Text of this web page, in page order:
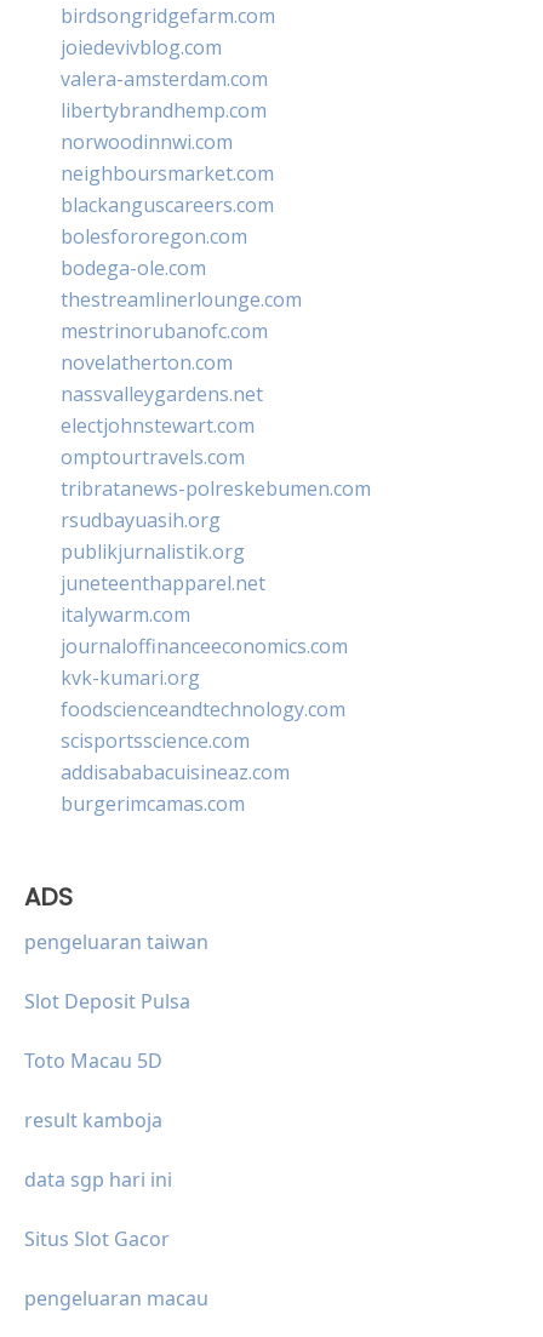
birdsongridgefarm.com
joiedevivblog.com
valera-amsterdam.com
libertybrandhemp.com
norwoodinnwi.com
neighboursmarket.com
blackanguscareers.com
bolesfororegon.com
bodega-ole.com
thestreamlinerlounge.com
mestrinorubanofc.com
novelatherton.com
nassvalleygardens.net
electjohnstewart.com
omptourtravels.com
tribratanews-polreskebumen.com
rsudbayuasih.org
publikjurnalistik.org
juneteenthapparel.net
italywarm.com
journaloffinanceeconomics.com
kvk-kumari.org
foodscienceandtechnology.com
scisportsscience.com
addisababacuisineaz.com
burgerimcamas.com
ADS
pengeluaran taiwan
Slot Deposit Pulsa
Toto Macau 5D
result kamboja
data sgp hari ini
Situs Slot Gacor
pengeluaran macau